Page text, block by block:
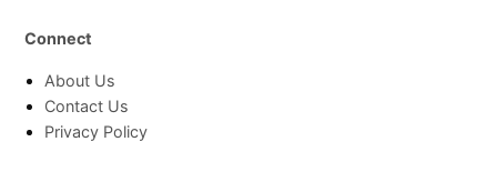
Connect
About Us
Contact Us
Privacy Policy